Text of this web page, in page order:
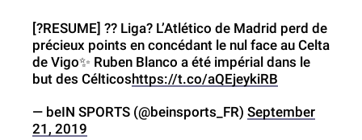
[?️RESUME] ?? Liga? L’Atlético de Madrid perd de
précieux points en concédant le nul face au Celta
de Vigo✨ Ruben Blanco a été impérial dans le
but des Célticoshttps://t.co/aQEjeykiRB
— beIN SPORTS (@beinsports_FR) September
21, 2019